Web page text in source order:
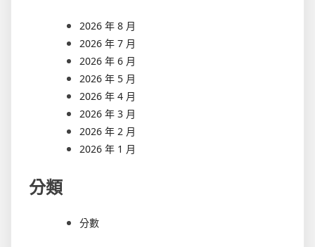
2026 年 8 月
2026 年 7 月
2026 年 6 月
2026 年 5 月
2026 年 4 月
2026 年 3 月
2026 年 2 月
2026 年 1 月
分類
分數